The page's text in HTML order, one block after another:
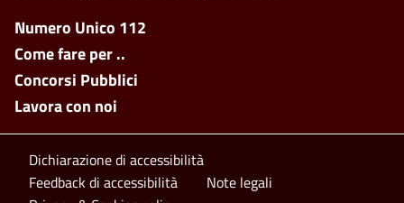
Footer side menu
Numero Unico 112
Come fare per ..
Concorsi Pubblici
Lavora con noi
Footer bottom
Dichiarazione di accessibilità
Feedback di accessibilità
Note legali